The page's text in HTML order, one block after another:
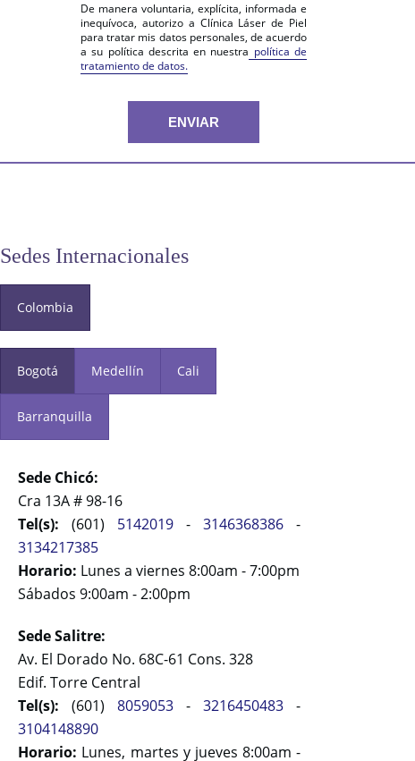
De manera voluntaria, explícita, informada e
inequívoca, autorizo a Clínica Láser de Piel
para tratar mis datos personales, de acuerdo
a su política descrita en nuestra política de
tratamiento de datos.
Sedes Internacionales
Colombia
Bogotá Medellín Cali
Barranquilla
Sede Chicó:
Cra 13A # 98-16
Tel(s): (601) 5142019 -3146368386 -
3134217385
Horario: Lunes a viernes 8:00am - 7:00pm
Sábados 9:00am - 2:00pm
Sede Salitre:
Av. El Dorado No. 68C-61 Cons. 328
Edif. Torre Central
Tel(s): (601)8059053 -3216450483 -
3104148890
Horario: Lunes, martes y jueves 8:00am -